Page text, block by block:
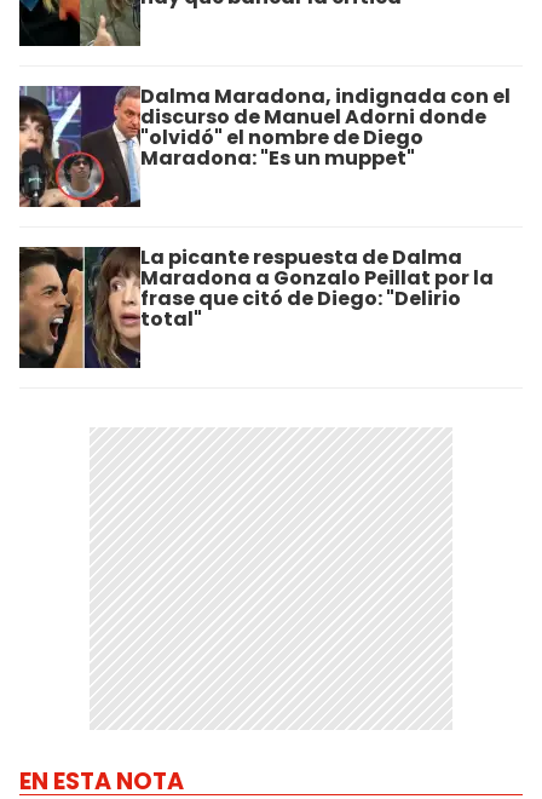
Dalma Maradona, indignada con el
discurso de Manuel Adorni donde
"olvidó" el nombre de Diego
Maradona: "Es un muppet"
La picante respuesta de Dalma
Maradona a Gonzalo Peillat por la
frase que citó de Diego: "Delirio
total"
EN ESTA NOTA